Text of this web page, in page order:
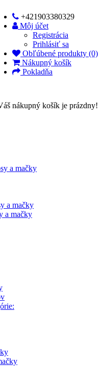
+421903380329
Môj účet
Registrácia
Prihlásiť sa
Obľúbené produkty (0)
Nákupný košík
Pokladňa
nákupný košík je prázdny!
a mačky
a mačky
a mačky